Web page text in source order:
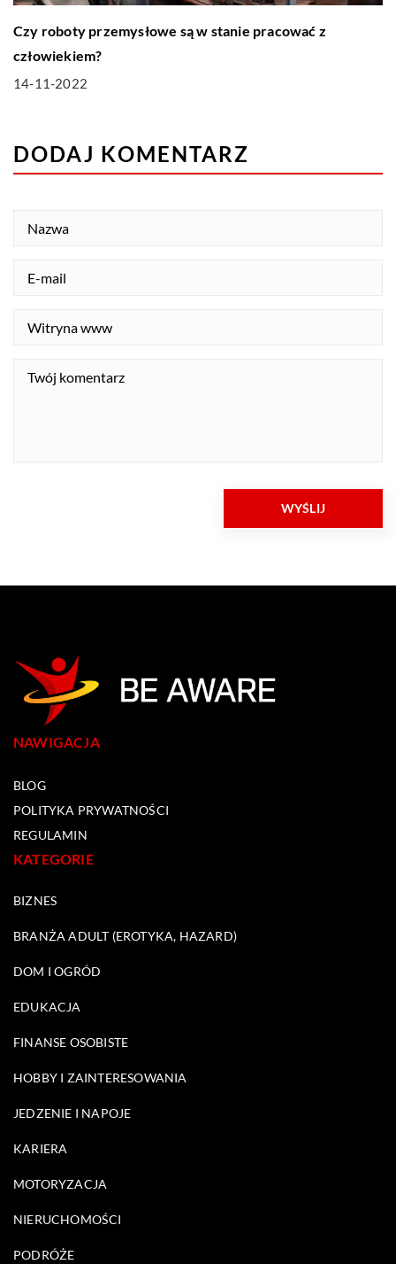
Czy roboty przemysłowe są w stanie pracować z
człowiekiem?
14-11-2022
DODAJ KOMENTARZ
NAWIGACJA
BLOG
POLITYKA PRYWATNOŚCI
REGULAMIN
KATEGORIE
BIZNES
BRANŻA ADULT (EROTYKA, HAZARD)
DOM I OGRÓD
EDUKACJA
FINANSE OSOBISTE
HOBBY I ZAINTERESOWANIA
JEDZENIE I NAPOJE
KARIERA
MOTORYZACJA
NIERUCHOMOŚCI
PODRÓŻE